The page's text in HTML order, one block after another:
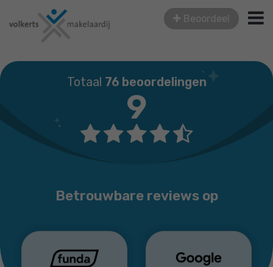
Beoordeel
Totaal 76 beoordelingen
9
Betrouwbare reviews op